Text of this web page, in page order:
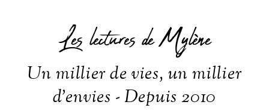
Les lectures de Mylène
Un millier de vies, un millier
d'envies - Depuis 2010